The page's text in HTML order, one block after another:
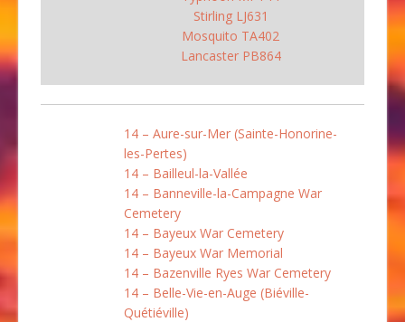
Stirling LJ631
Mosquito TA402
Lancaster PB864
14 – Aure-sur-Mer (Sainte-Honorine-
les-Pertes)
14 – Bailleul-la-Vallée
14 – Banneville-la-Campagne War
Cemetery
14 – Bayeux War Cemetery
14 – Bayeux War Memorial
14 – Bazenville Ryes War Cemetery
14 – Belle-Vie-en-Auge (Biéville-
Quétiéville)